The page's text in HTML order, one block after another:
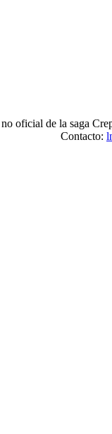
oficial de la saga
Contacto: